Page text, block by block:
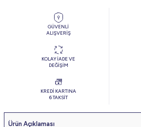
GÜVENLİ
ALIŞVERİŞ
KOLAY İADE VE
DEĞİŞİM
KREDİ KARTINA
6 TAKSİT
Ürün Açıklaması